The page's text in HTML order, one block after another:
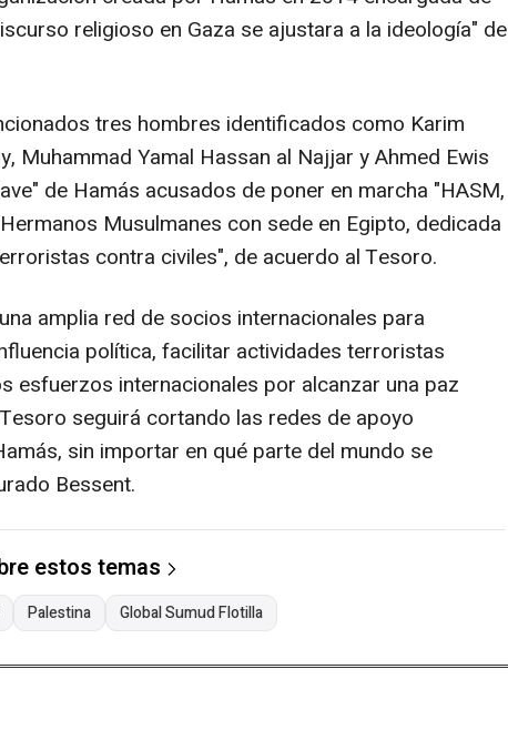
religioso en Gaza se ajustara a la ideología" de
tres hombres identificados como Karim
Muhammad Yamal Hassan al Najjar y Ahmed Ewis
de Hamás acusados de poner en marcha "HASM,
Musulmanes con sede en Egipto, dedicada
contra civiles", de acuerdo al Tesoro.
amplia red de socios internacionales para
política, facilitar actividades terroristas
esfuerzos internacionales por alcanzar una paz
seguirá cortando las redes de apoyo
sin importar en qué parte del mundo se
Bessent.
estos temas
Palestina Global Sumud Flotilla